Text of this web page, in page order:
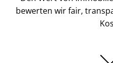
bewerten wir fair,